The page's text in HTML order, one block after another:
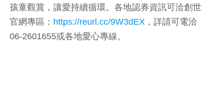
孩童觀賞，讓愛持續循環。各地認券資訊可洽創世
官網專區： https://reurl.cc/9W3dEX ，詳請可電洽
06-2601655或各地愛心專線。